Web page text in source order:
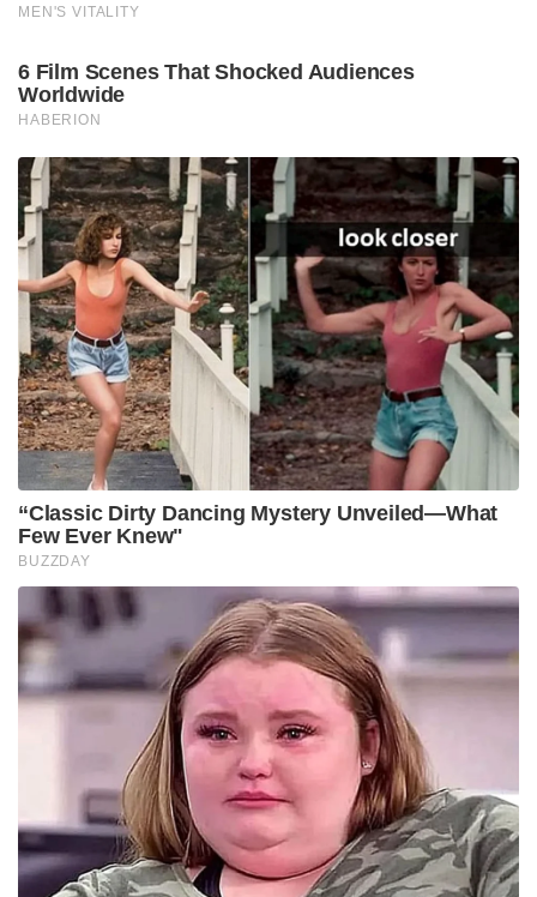
MEN'S VITALITY
6 Film Scenes That Shocked Audiences
Worldwide
HABERION
“Classic Dirty Dancing Mystery Unveiled—What
Few Ever Knew"
BUZZDAY